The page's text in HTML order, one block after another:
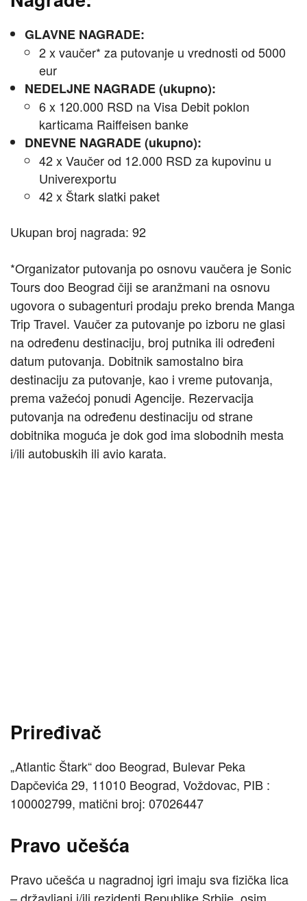
GLAVNE NAGRADE:
2 x vaučer* za putovanje u vrednosti od 5000
eur
NEDELJNE NAGRADE (ukupno):
6 x 120.000 RSD na Visa Debit poklon
karticama Raiffeisen banke
DNEVNE NAGRADE (ukupno):
42 x Vaučer od 12.000 RSD za kupovinu u
Univerexportu
42 x Štark slatki paket
Ukupan broj nagrada: 92
*Organizator putovanja po osnovu vaučera je Sonic
Tours doo Beograd čiji se aranžmani na osnovu
ugovora o subagenturi prodaju preko brenda Manga
Trip Travel. Vaučer za putovanje po izboru ne glasi
na određenu destinaciju, broj putnika ili određeni
datum putovanja. Dobitnik samostalno bira
destinaciju za putovanje, kao i vreme putovanja,
prema važećoj ponudi Agencije. Rezervacija
putovanja na određenu destinaciju od strane
dobitnika moguća je dok god ima slobodnih mesta
i/ili autobuskih ili avio karata.
Priređivač
„Atlantic Štark“ doo Beograd, Bulevar Peka
Dapčevića 29, 11010 Beograd, Voždovac, PIB :
100002799, matični broj: 07026447
Pravo učešća
Pravo učešća u nagradnoj igri imaju sva fizička lica